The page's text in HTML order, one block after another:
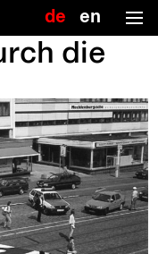
Deutsch
(US)
die